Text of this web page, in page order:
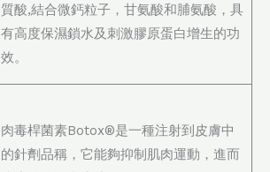
質酸,結合微鈣粒子，甘氨酸和脯氨酸，具
有高度保濕鎖水及刺激膠原蛋白增生的功
效。
肉毒桿菌素Botox®是一種注射到皮膚中
的針劑品稱，它能夠抑制肌肉運動，進而